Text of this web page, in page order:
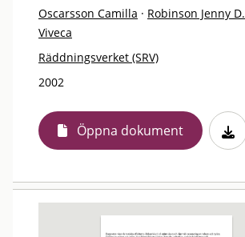
Oscarsson Camilla · Robinson Jenny D.
Viveca
Räddningsverket (SRV)
2002
Öppna dokument